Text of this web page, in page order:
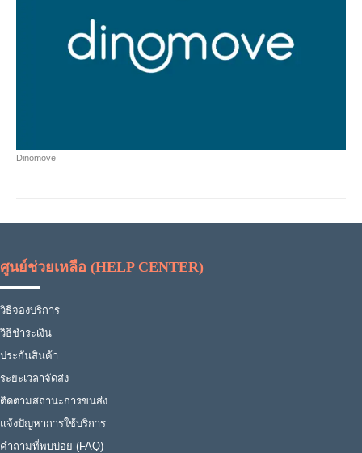
Dinomove
ศูนย์ช่วยเหลือ (HELP CENTER)
วิธีจองบริการ
วิธีชำระเงิน
ประกันสินค้า
ระยะเวลาจัดส่ง
ติดตามสถานะการขนส่ง
แจ้งปัญหาการใช้บริการ
คำถามที่พบบ่อย (FAQ)